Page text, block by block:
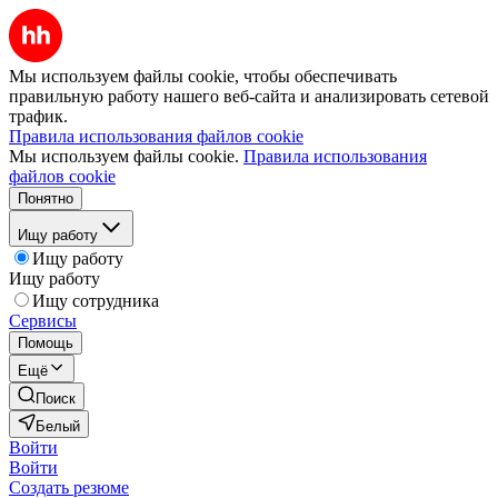
Мы используем файлы cookie, чтобы обеспечивать
правильную работу нашего веб-сайта и анализировать сетевой
трафик.
Правила использования файлов cookie
Мы используем файлы cookie. Правила использования
файлов cookie
Понятно
Ищу работу
Ищу работу
Ищу работу
Ищу сотрудника
Сервисы
Помощь
Ещё
Поиск
Белый
Войти
Войти
Создать резюме